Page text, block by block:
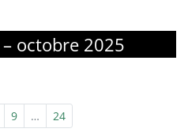
– octobre 2025
9 … 24